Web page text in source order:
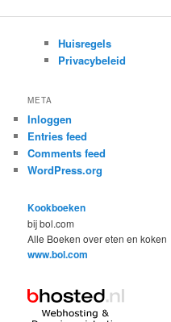
Huisregels
Privacybeleid
META
Inloggen
Entries feed
Comments feed
WordPress.org
Kookboeken
bij bol.com
Alle Boeken over eten en koken
www.bol.com